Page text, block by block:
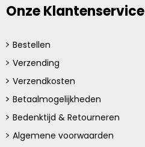
Onze Klantenservice
Bestellen
Verzending
Verzendkosten
Betaalmogelijkheden
Bedenktijd & Retourneren
Algemene voorwaarden